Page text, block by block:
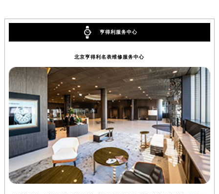
亨得利服务中心
北京亨得利名表维修服务中心